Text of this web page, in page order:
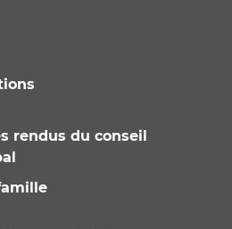
rendus du conseil